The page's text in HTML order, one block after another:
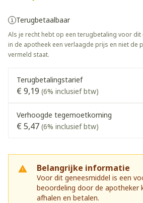
Terugbetaalbaar
Als je recht hebt op een terugbetaling voor
in de apotheek een verlaagde prijs en niet de
vermeld staat.
Terugbetalingstarief
€ 9,19 (6% inclusief btw)
Verhoogde tegemoetkoming
€ 5,47 (6% inclusief btw)
Belangrijke informatie
Voor dit geneesmiddel is een
beoordeling door de apotheker
afhalen en betalen.